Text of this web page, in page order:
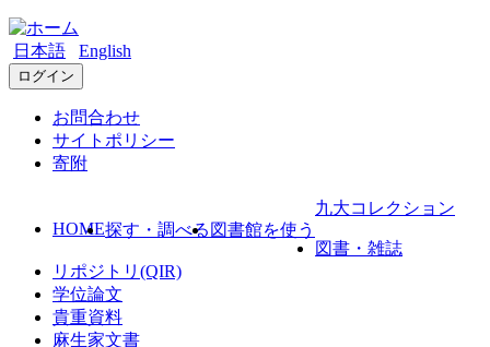
日本語 English
ログイン
お問合わせ
サイトポリシー
寄附
HOME探す・調べる 図書館を使う
九大コレクション
図書・雑誌
リポジトリ(QIR)
学位論文
貴重資料
麻生家文書